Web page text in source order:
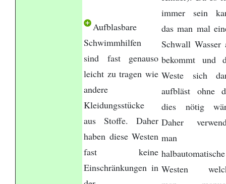
Aufblasbare
Schwimmhilfen
sind fast genauso
leicht zu tragen wie
andere
Kleidungsstücke
aus Stoffe. Daher
haben diese Westen
fast keine
Einschränkungen in
immer sein
das man mal
Schwall Wasser
bekommt und
Weste sich
aufbläst ohne
dies nötig
Daher
man
halbautomatische
Westen